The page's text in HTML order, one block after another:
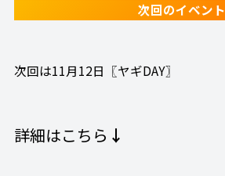
次回のイベント
次回は11月12日〖ヤギDAY〗
詳細はこちら ↓